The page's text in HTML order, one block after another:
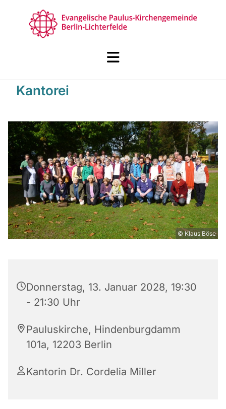
Kantorei
© Klaus Böse
Donnerstag, 13. Januar 2028, 19:30
- 21:30 Uhr
Pauluskirche, Hindenburgdamm
101a, 12203 Berlin
Kantorin Dr. Cordelia Miller